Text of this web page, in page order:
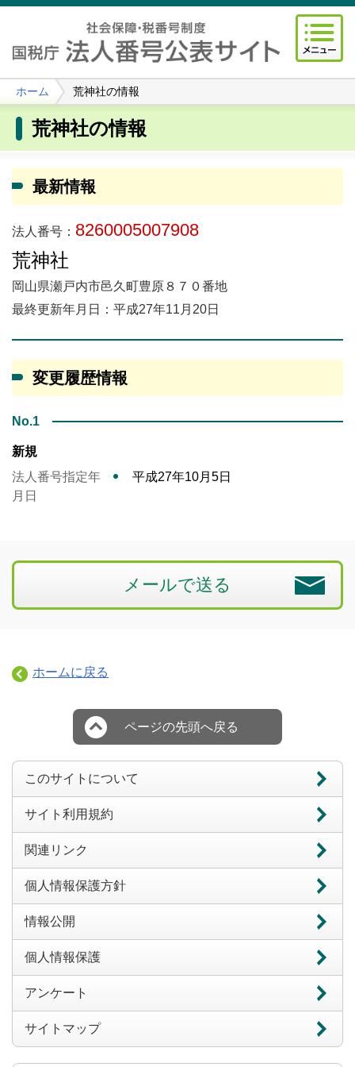
ホーム 荒神社の情報
荒神社の情報
最新情報
法人番号： 8260005007908
荒神社
岡山県瀬戸内市邑久町豊原８７０番地
最終更新年月日：平成27年11月20日
変更履歴情報
No.1
新規
法人番号指定年
月日
平成27年10月5日
メールで送る
ホームに戻る
ページの先頭へ戻る
このサイトについて
サイト利用規約
関連リンク
個人情報保護方針
情報公開
個人情報保護
アンケート
サイトマップ